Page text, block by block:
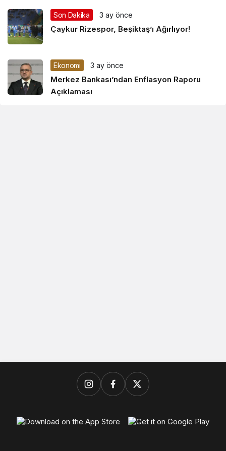
Son Dakika 3 ay önce
Çaykur Rizespor, Beşiktaş’ı Ağırlıyor!
Ekonomi 3 ay önce
Merkez Bankası’ndan Enflasyon Raporu
Açıklaması